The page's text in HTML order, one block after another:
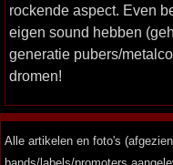
rockende aspect. Even
eigen sound hebben
generatie pubers/
dromen!
Alle artikelen en foto's